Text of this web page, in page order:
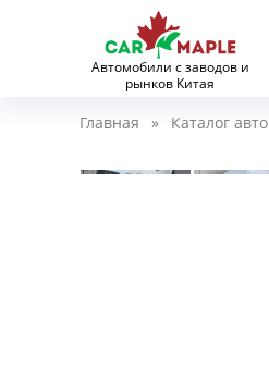
Автомобили с заводов и
рынков Китая
Главная » Каталог авто